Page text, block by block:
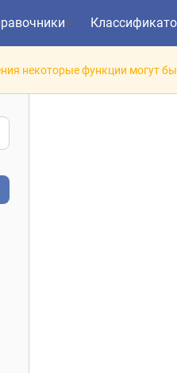
некоторые функции могут